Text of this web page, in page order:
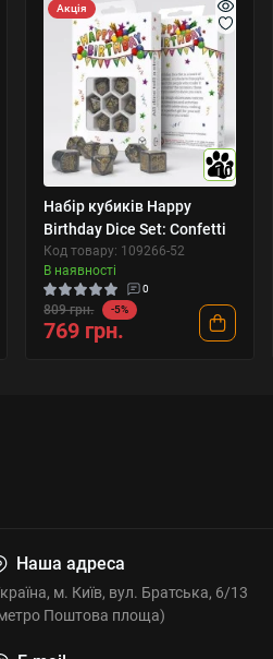
Акція
10
Набір кубиків Happy
Birthday Dice Set: Confetti
Код товару: 109266-52
В наявності
0
809 грн. -5%
769 грн.
Наша адреса
м. Київ, вул. Братська, 6/13
Поштова площа)